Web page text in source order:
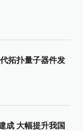
拓扑量子器件发
成 大幅提升我国